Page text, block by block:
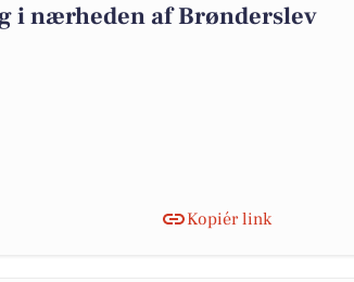
i nærheden af Brønderslev
Kopiér link